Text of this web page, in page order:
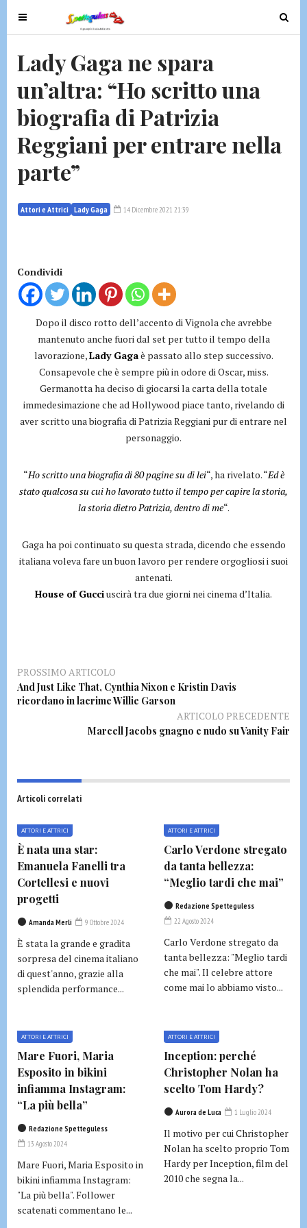
T
o
e
n
g
t
T
o
v
Lady Gaga ne spara
un’altra: “Ho scritto una
biografia di Patrizia
Reggiani per entrare nella
parte”
Attori e Attrici Lady Gaga 14 Dicembre 2021 21:39
Condividi
Dopo il disco rotto dell’accento di Vignola che avrebbe
mantenuto anche fuori dal set per tutto il tempo della
lavorazione,Lady Gagaè passato allo step successivo.
Consapevole che è sempre più in odore di Oscar, miss.
Germanotta ha deciso di giocarsi la carta della totale
immedesimazione che ad Hollywood piace tanto, rivelando di
aver scritto una biografia di Patrizia Reggiani pur di entrare nel
personaggio.
“Ho scritto una biografia di 80 pagine su di lei“, ha rivelato. “Ed è
stato qualcosa su cui ho lavorato tutto il tempo per capire la storia,
la storia dietro Patrizia, dentro di me“.
Gaga ha poi continuato su questa strada, dicendo che essendo
italiana voleva fare un buon lavoro per rendere orgogliosi i suoi
antenati.
House of Gucciuscirà tra due giorni nei cinema d’Italia.
PROSSIMO ARTICOLO
And Just Like That, Cynthia Nixon e Kristin Davis
ricordano in lacrime Willie Garson
ARTICOLO PRECEDENTE
Marcell Jacobs gnagno e nudo su Vanity Fair
Articoli correlati
ATTORI E ATTRICI
È nata una star:
Emanuela Fanelli tra
Cortellesi e nuovi
progetti
Amanda Merli 9 Ottobre 2024
È stata la grande e gradita
sorpresa del cinema italiano
di quest'anno, grazie alla
splendida performance...
ATTORI E ATTRICI
Carlo Verdone stregato
da tanta bellezza:
“Meglio tardi che mai”
Redazione Spetteguless
22 Agosto 2024
Carlo Verdone stregato da
tanta bellezza: "Meglio tardi
che mai". Il celebre attore
come mai lo abbiamo visto...
ATTORI E ATTRICI
Mare Fuori, Maria
Esposito in bikini
infiamma Instagram:
“La più bella”
Redazione Spetteguless
13 Agosto 2024
Mare Fuori, Maria Esposito in
bikini infiamma Instagram:
"La più bella". Follower
scatenati commentano le...
ATTORI E ATTRICI
Inception: perché
Christopher Nolan ha
scelto Tom Hardy?
Aurora de Luca 1 Luglio 2024
Il motivo per cui Christopher
Nolan ha scelto proprio Tom
Hardy per Inception, film del
2010 che segna la...